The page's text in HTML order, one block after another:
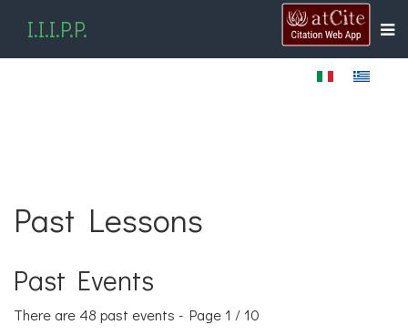
I.I.I.P.P.
Past Lessons
Past Events
There are 48 past events - Page 1 / 10